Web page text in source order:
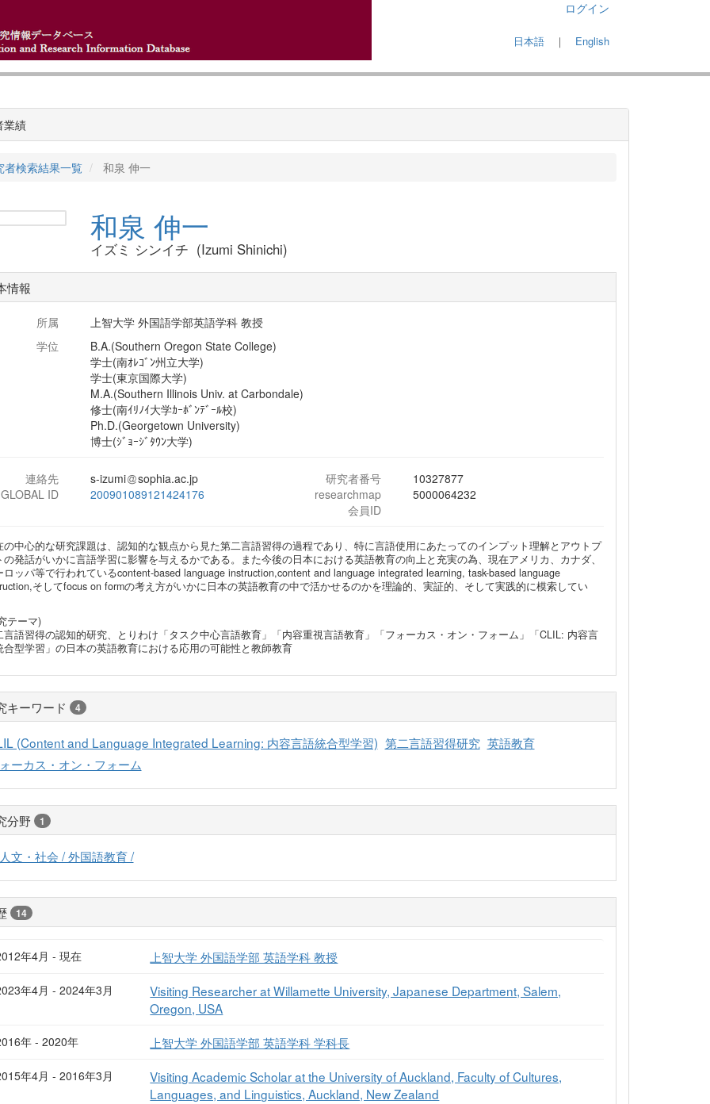
ログイン
日本語 ｜ English
業績
者検索結果一覧 和泉 伸一
和泉 伸一
イズミ シンイチ (Izumi Shinichi)
情報
所属
上智大学 外国語学部英語学科 教授
学位
B.A.(Southern Oregon State College)
学士(南ｵﾚｺﾞﾝ州立大学)
学士(東京国際大学)
M.A.(Southern Illinois Univ. at Carbondale)
修士(南ｲﾘﾉｲ大学ｶｰﾎﾞﾝﾃﾞｰﾙ校)
Ph.D.(Georgetown University)
博士(ｼﾞｮｰｼﾞﾀｳﾝ大学)
連絡先 s-izumi sophia.ac.jp 研究者番号
10327877
ID
200901089121424176
researchmap
会員ID
5000064232
の中心的な研究課題は、認知的な観点から見た第二言語習得の過程であり、特に言語使用にあたってのインプット理解とアウトプ
の発話がいかに言語学習に影響を与えるかである。また今後の日本における英語教育の向上と充実の為、現在アメリカ、カナダ、
ロッパ等で行われているcontent-based language instruction,content and language integrated learning, task-based language
そしてfocus on formの考え方がいかに日本の英語教育の中で活かせるのかを理論的、実証的、そして実践的に模索してい
テーマ)
言語習得の認知的研究、とりわけ「タスク中心言語教育」「内容重視言語教育」「フォーカス・オン・フォーム」「CLIL: 内容言
合型学習」の日本の英語教育における応用の可能性と教師教育
キーワード 4
(Content and Language Integrated Learning: 内容言語統合型学習) 第二言語習得研究 英語教育
ーカス・オン・フォーム
分野 1
文・社会 / 外国語教育 /
14
年4月 - 現在 上智大学 外国語学部 英語学科 教授
年4月 - 2024年3月
Visiting Researcher at Willamette University, Japanese Department, Salem,
Oregon, USA
年 - 2020年 上智大学 外国語学部 英語学科 学科長
年4月 - 2016年3月
Visiting Academic Scholar at the University of Auckland, Faculty of Cultures,
Languages, and Linguistics, Auckland, New Zealand